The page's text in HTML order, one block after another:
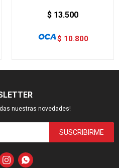
$ 13.500
$ 10.800
nuestras novedades!
SUSCRIBIRME
 